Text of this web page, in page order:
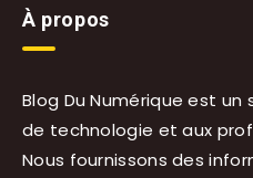
À propos
Blog Du Numérique est
de technologie et aux
Nous fournissons des